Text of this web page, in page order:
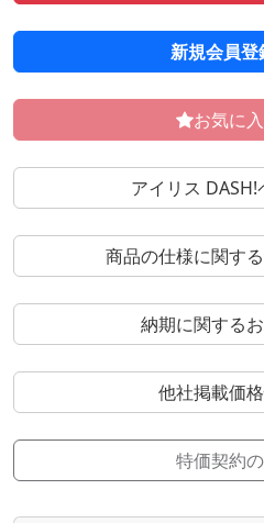
新規会員登
お気に
アイリス
商品の仕様に関す
納期に関する
他社掲載価
特価契約